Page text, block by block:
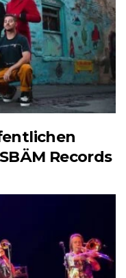
Records